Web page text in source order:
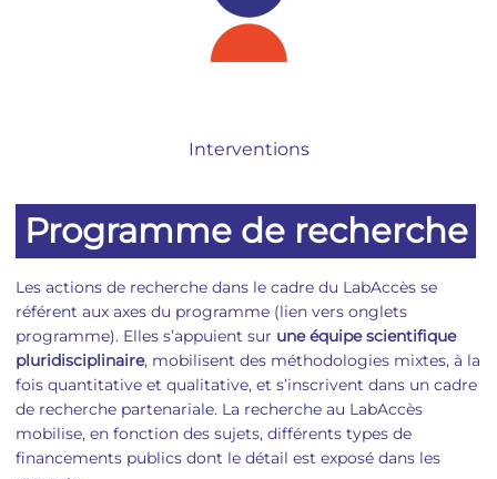
Interventions
Programme de recherche
Les actions de recherche dans le cadre du LabAccès se
référent aux axes du programme (lien vers onglets
programme). Elles s’appuient sur une équipe scientifique
pluridisciplinaire, mobilisent des méthodologies mixtes, à la
fois quantitative et qualitative, et s’inscrivent dans un cadre
de recherche partenariale. La recherche au LabAccès
mobilise, en fonction des sujets, différents types de
financements publics dont le détail est exposé dans les